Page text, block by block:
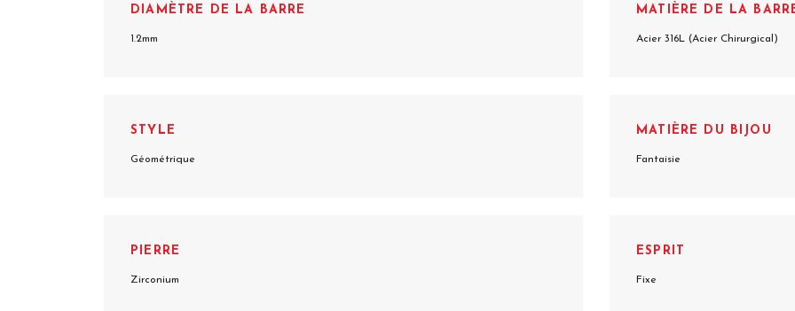
DIAMÈTRE DE LA BARRE
1.2mm
MATIÈRE DE LA
Acier 316L (Acier Chirurgical)
STYLE
Géométrique
MATIÈRE DU BIJOU
Fantaisie
PIERRE
Zirconium
ESPRIT
Fixe